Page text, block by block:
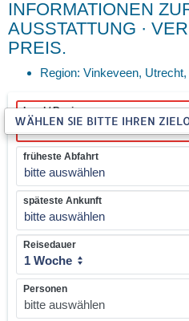
INFORMATIONEN
AUSSTATTUNG ·
PREIS.
Region: Vinkeveen,
Land / Region
früheste Abfahrt
bitte auswählen
späteste Ankunft
bitte auswählen
Reisedauer
1 Woche
Personen
WÄHLEN SIE BITTE IHREN